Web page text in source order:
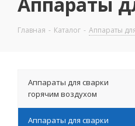
Главная - Каталог - Аппараты
Аппараты для сварки
горячим воздухом
Аппараты для сварки